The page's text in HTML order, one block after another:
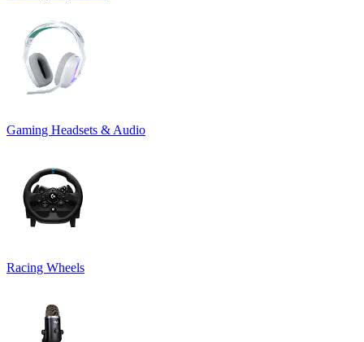
Gaming Headsets & Audio
Racing Wheels